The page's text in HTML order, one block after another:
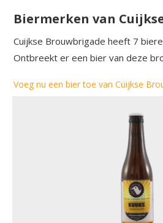
Biermerken van
Cuijkse Brouwbrigade heeft 7
Ontbreekt er een bier van deze
Voeg nu een bier toe van Cuijkse